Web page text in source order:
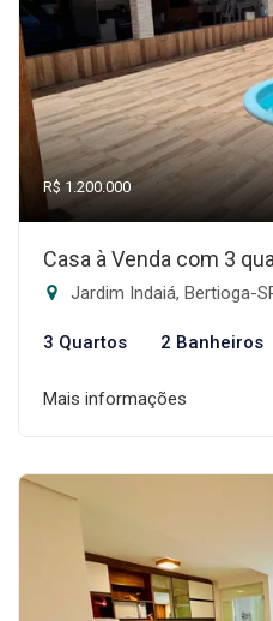
R$ 1.200.000
Casa à Venda com 3
Jardim Indaiá, Bertioga-
3 Quartos 2 Banheiros
Mais informações